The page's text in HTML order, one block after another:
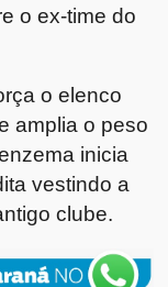
o ex-time do
o elenco
amplia o peso
inicia
vestindo a
clube.